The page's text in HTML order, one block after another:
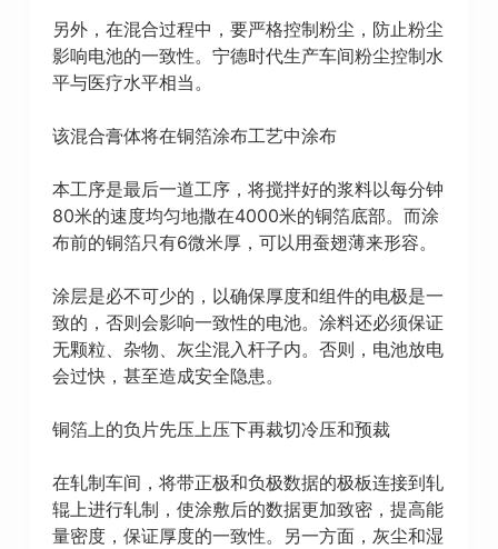
另外，在混合过程中，要严格控制粉尘，防止粉尘
影响电池的一致性。宁德时代生产车间粉尘控制水
平与医疗水平相当。
该混合膏体将在铜箔涂布工艺中涂布
本工序是最后一道工序，将搅拌好的浆料以每分钟
80米的速度均匀地撒在4000米的铜箔底部。而涂
布前的铜箔只有6微米厚，可以用蚕翅薄来形容。
涂层是必不可少的，以确保厚度和组件的电极是一
致的，否则会影响一致性的电池。涂料还必须保证
无颗粒、杂物、灰尘混入杆子内。否则，电池放电
会过快，甚至造成安全隐患。
铜箔上的负片先压上压下再裁切冷压和预裁
在轧制车间，将带正极和负极数据的极板连接到轧
辊上进行轧制，使涂敷后的数据更加致密，提高能
量密度，保证厚度的一致性。另一方面，灰尘和湿